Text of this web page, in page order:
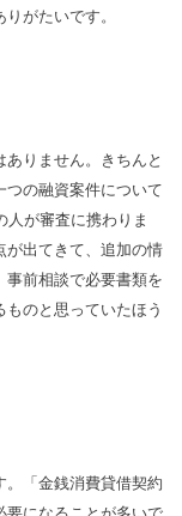
がたいです。
りません。きちんと
つの融資案件について
人が審査に携わりま
が出てきて、追加の情
事前相談で必要書類を
のと思っていたほう
。「金銭消費貸借契約